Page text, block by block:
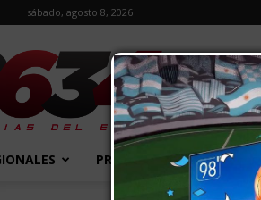
sábado, agosto 8, 2026
PROVINCIALES EXTRA!